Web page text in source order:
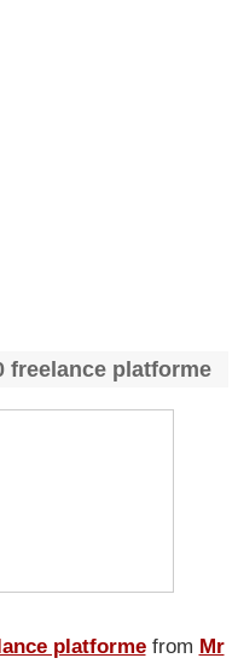
freelance platforme
platforme from Mr